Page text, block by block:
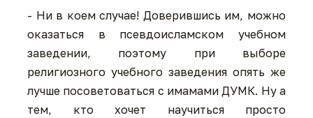
- Ни в коем случае! Доверившись им, можно
оказаться в псевдоисламском учебном
заведении, поэтому при выборе
религиозного учебного заведения опять же
лучше посоветоваться с имамами ДУМК. Ну а
тем, кто хочет научиться просто